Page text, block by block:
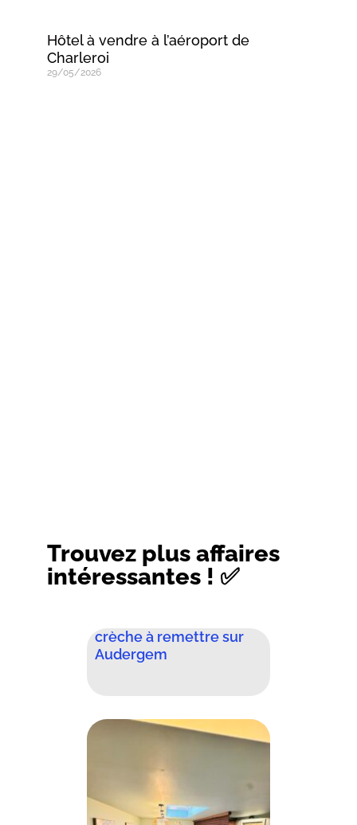
Hôtel à vendre à l’aéroport de
Charleroi
29/05/2026
Trouvez plus affaires
intéressantes ! ✅
crèche à remettre sur
Audergem